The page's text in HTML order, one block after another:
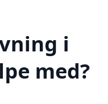
i
med?